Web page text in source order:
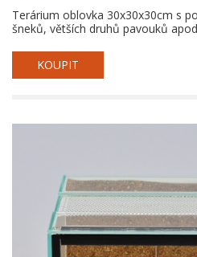
Terárium oblovka 30x30x30cm s
šneků, větších druhů pavouků
KOUPIT